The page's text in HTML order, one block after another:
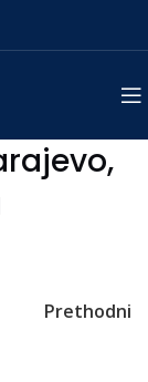
Prethodni